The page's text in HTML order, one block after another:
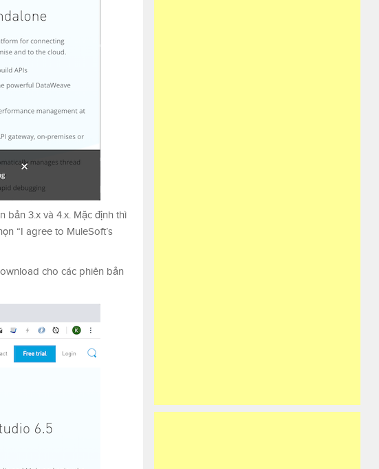
3.x và 4.x. Mặc định thì
“I agree to MuleSoft’s
cho các phiên bản